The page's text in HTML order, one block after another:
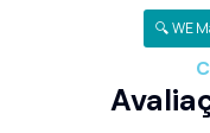
🔍 WE